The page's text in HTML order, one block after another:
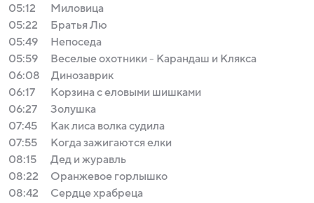
05:12
Миловица
05:22
Брaтья Лю
05:49
Непоседа
05:59
Веселые oхoтники - Кaрaндaш и Кляксa
06:08
Динозаврик
06:17
Корзина с еловыми шишками
06:27
Золушка
07:45
Как лиса волка судила
07:55
Когда зажигаются елки
08:15
Дед и журавль
08:22
Оранжевое горлышко
08:42
Сердце храбреца